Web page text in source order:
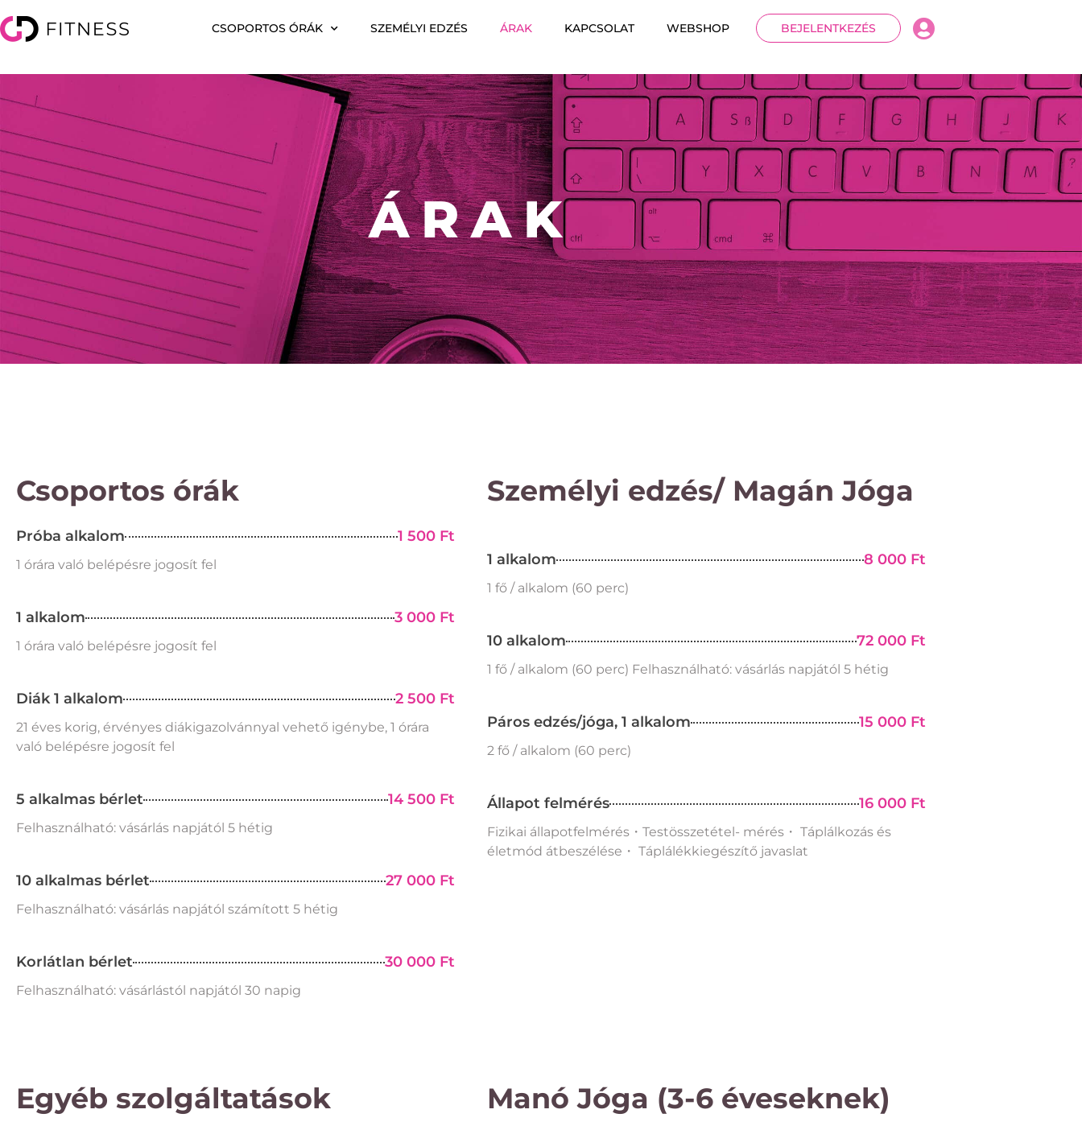
CSOPORTOS ÓRÁK SZEMÉLYI EDZÉS ÁRAK KAPCSOLAT WEBSHOP BEJELENTKEZÉS
ÁRAK
Csoportos órák
Próba alkalom 1 500 Ft
1 órára való belépésre jogosít fel
1 alkalom 3 000 Ft
1 órára való belépésre jogosít fel
Diák 1 alkalom 2 500 Ft
21 éves korig, érvényes diákigazolvánnyal vehető igénybe, 1 órára
való belépésre jogosít fel
5 alkalmas bérlet 14 500 Ft
Felhasználható: vásárlás napjától 5 hétig
10 alkalmas bérlet 27 000 Ft
Felhasználható: vásárlás napjától számított 5 hétig
Korlátlan bérlet 30 000 Ft
Felhasználható: vásárlástól napjától 30 napig
Személyi edzés/ Magán Jóga
1 alkalom 8 000 Ft
1 fő / alkalom (60 perc)
10 alkalom 72 000 Ft
1 fő / alkalom (60 perc) Felhasználható: vásárlás napjától 5 hétig
Páros edzés/jóga, 1 alkalom 15 000 Ft
2 fő / alkalom (60 perc)
Állapot felmérés 16 000 Ft
Fizikai állapotfelmérés・Testösszetétel- mérés・ Táplálkozás és
életmód átbeszélése・ Táplálékkiegészítő javaslat
Egyéb szolgáltatások Manó Jóga (3-6 éveseknek)